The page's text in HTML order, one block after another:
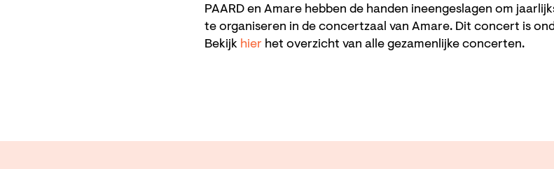
PAARD en Amare hebben de handen ineengeslagen om
te organiseren in de concertzaal van Amare. Dit concert is
Bekijk hier het overzicht van alle gezamenlijke concerten.